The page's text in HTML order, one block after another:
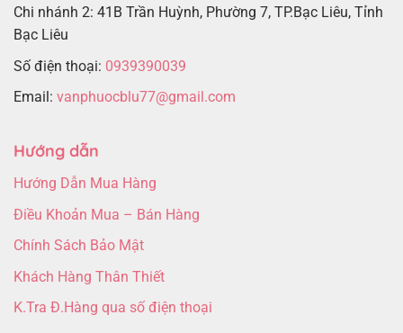
Chi nhánh 2: 41B Trần Huỳnh, Phường 7, TP.Bạc Liêu, Tỉnh
Bạc Liêu
Số điện thoại: 0939390039
Email: vanphuocblu77@gmail.com
Hướng dẫn
Hướng Dẫn Mua Hàng
Điều Khoản Mua – Bán Hàng
Chính Sách Bảo Mật
Khách Hàng Thân Thiết
K.Tra Đ.Hàng qua số điện thoại